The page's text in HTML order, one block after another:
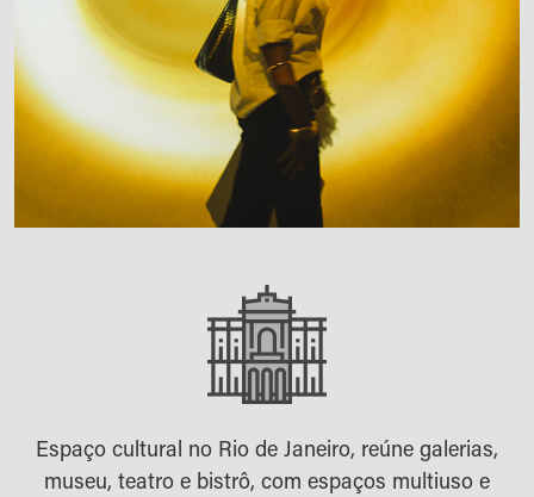
Espaço cultural no Rio de Janeiro, reúne galerias,
museu, teatro e bistrô, com espaços multiuso e